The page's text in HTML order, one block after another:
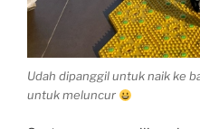
Udah dipanggil untuk naik ke
untuk meluncur